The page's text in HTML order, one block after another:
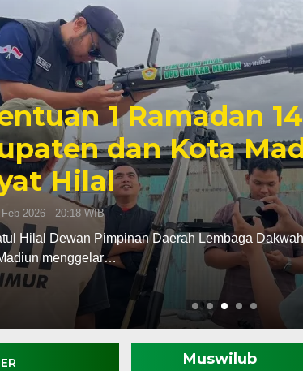
1 Ramadan
dan Kota
Hilal
2026 - 20:18 WIB
Hilal Dewan Pimpinan Daerah Lembaga
menggelar…
Muswilub